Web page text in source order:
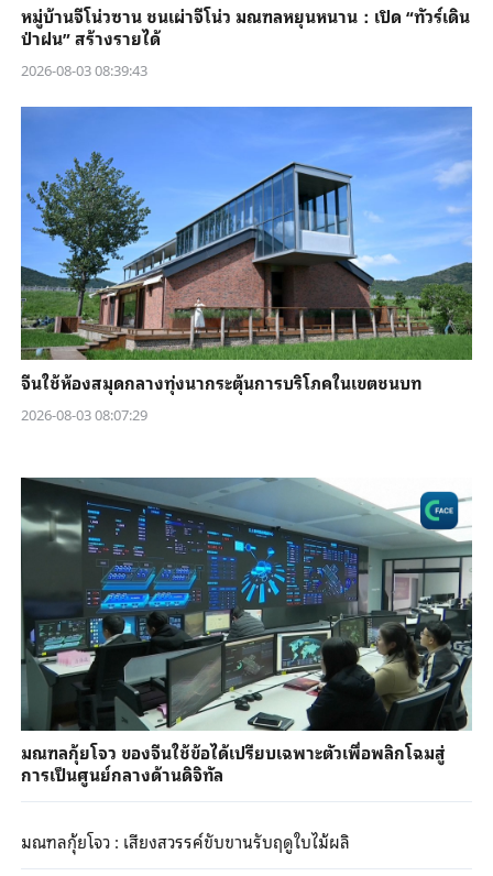
หมู่บ้านจีโน่วซาน ชนเผ่าจีโน่ว มณฑลหยุนหนาน：เปิด “ทัวร์เดิน
ป่าฝน” สร้างรายได้
2026-08-03 08:39:43
จีนใช้ห้องสมุดกลางทุ่งนากระตุ้นการบริโภคในเขตชนบท
2026-08-03 08:07:29
มณฑลกุ้ยโจว ของจีนใช้ข้อได้เปรียบเฉพาะตัวเพื่อพลิกโฉมสู่
การเป็นศูนย์กลางด้านดิจิทัล
มณฑลกุ้ยโจว : เสียงสวรรค์ขับขานรับฤดูใบไม้ผลิ